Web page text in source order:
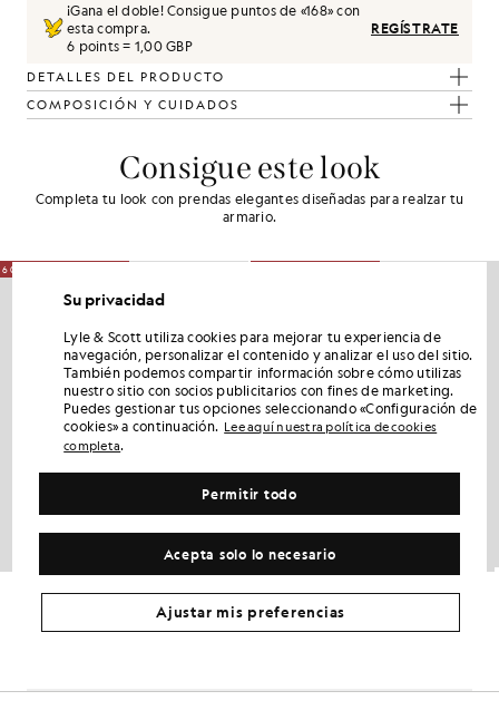
¡Gana el doble! Consigue puntos de «168» con
esta compra.
6 points = 1,00 GBP
REGÍSTRATE
DETALLES DEL PRODUCTO
COMPOSICIÓN Y CUIDADOS
Consigue este look
Completa tu look con prendas elegantes diseñadas para realzar tu
armario.
60% DE DESCUENTO
£18.00 £90.00
Su privacidad
Lyle & Scott utiliza cookies para mejorar tu experiencia de
navegación, personalizar el contenido y analizar el uso del sitio.
También podemos compartir información sobre cómo utilizas
nuestro sitio con socios publicitarios con fines de marketing.
Puedes gestionar tus opciones seleccionando «Configuración de
cookies» a continuación. Lee aquí nuestra política de cookies
completa.
Acepta solo lo necesario
Permitir todo
Ajustar mis preferencias